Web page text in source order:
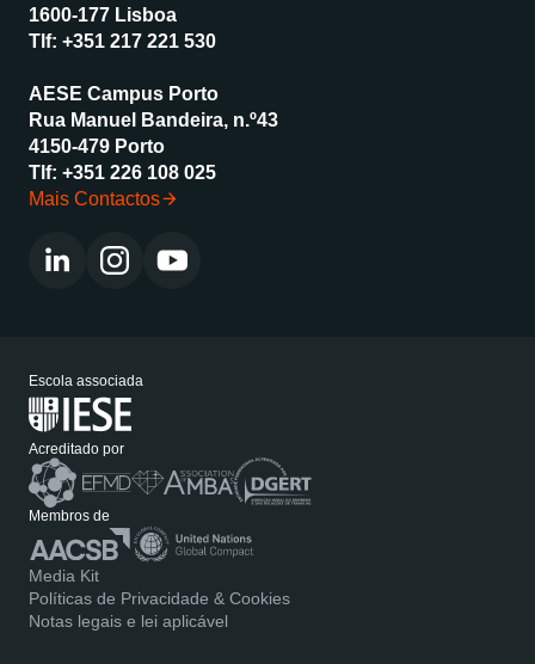
1600-177 Lisboa
Tlf: +351 217 221 530
AESE Campus Porto
Rua Manuel Bandeira, n.º43
4150-479 Porto
Tlf: +351 226 108 025
Mais Contactos
Escola associada
Acreditado por
Membros de
Media Kit
Políticas de Privacidade & Cookies
Notas legais e lei aplicável